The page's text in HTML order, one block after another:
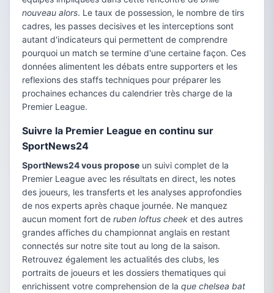
nouveau alors. Le taux de possession, le nombre de tirs
cadres, les passes decisives et les interceptions sont
autant d'indicateurs qui permettent de comprendre
pourquoi un match se termine d'une certaine façon. Ces
données alimentent les débats entre supporters et les
reflexions des staffs techniques pour préparer les
prochaines echances du calendrier très charge de la
Premier League.
Suivre la Premier League en continu sur
SportNews24
SportNews24 vous propose un suivi complet de la
Premier League avec les résultats en direct, les notes
des joueurs, les transferts et les analyses approfondies
de nos experts après chaque journée. Ne manquez
aucun moment fort de ruben loftus cheek et des autres
grandes affiches du championnat anglais en restant
connectés sur notre site tout au long de la saison.
Retrouvez également les actualités des clubs, les
portraits de joueurs et les dossiers thematiques qui
enrichissent votre comprehension de la que chelsea bat